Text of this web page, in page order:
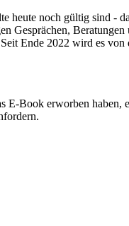
noch gültig sind -
Gesprächen,
Ende 2022 wird es
Book erworben